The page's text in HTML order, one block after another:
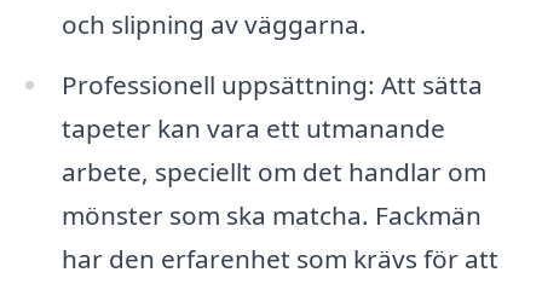
och slipning av väggarna.
Professionell uppsättning: Att sätta
tapeter kan vara ett utmanande
arbete, speciellt om det handlar om
mönster som ska matcha. Fackmän
har den erfarenhet som krävs för att